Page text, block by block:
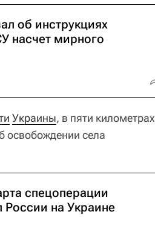
об инструкциях
насчет мирного
Украины, в пяти километрах
освобождении села
спецоперации
на Украине